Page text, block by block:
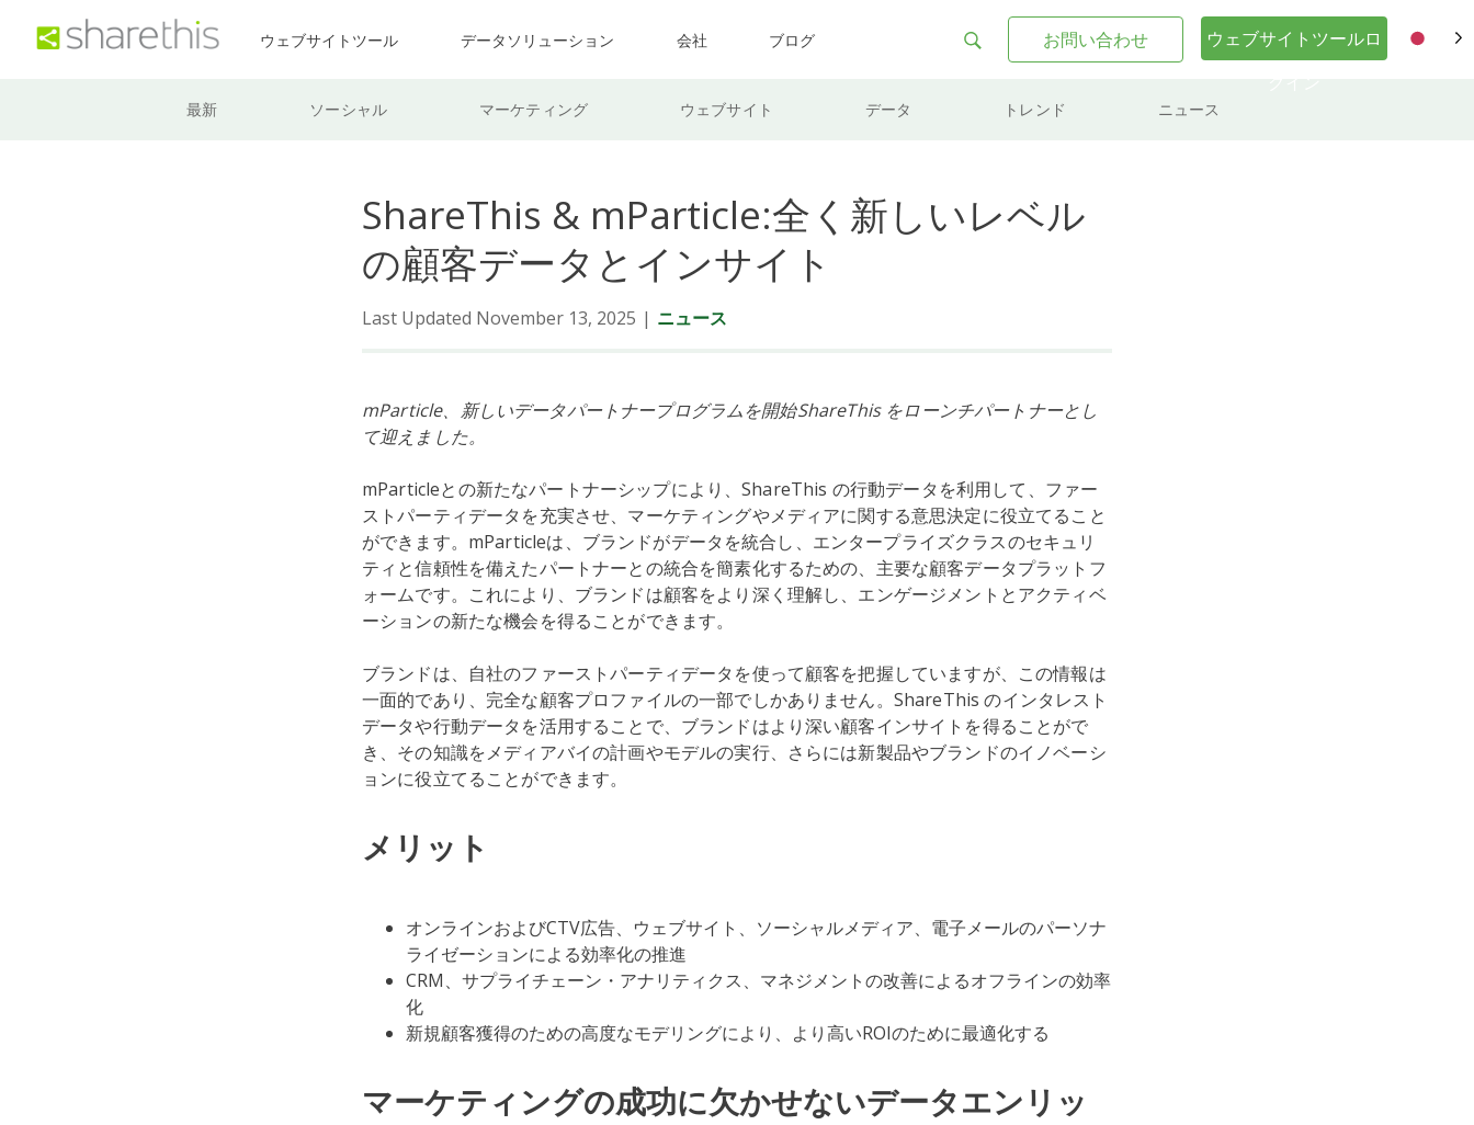
ウェブサイトツール データソリューション 会社 ブログ お問い合わせ
ウェブサイトツールロ
最新 ソーシャル マーケティング ウェブサイト データ トレンド ニュース
ShareThis & mParticle:全く新しいレベル
の顧客データとインサイト
Last Updated November 13, 2025 | ニュース
mParticle、新しいデータパートナープログラムを開始ShareThis をローンチパートナーとし
て迎えました。
mParticleとの新たなパートナーシップにより、ShareThis の行動データを利用して、ファー
ストパーティデータを充実させ、マーケティングやメディアに関する意思決定に役立てること
ができます。mParticleは、ブランドがデータを統合し、エンタープライズクラスのセキュリ
ティと信頼性を備えたパートナーとの統合を簡素化するための、主要な顧客データプラットフ
ォームです。これにより、ブランドは顧客をより深く理解し、エンゲージメントとアクティベ
ーションの新たな機会を得ることができます。
ブランドは、自社のファーストパーティデータを使って顧客を把握していますが、この情報は
一面的であり、完全な顧客プロファイルの一部でしかありません。ShareThis のインタレスト
データや行動データを活用することで、ブランドはより深い顧客インサイトを得ることがで
き、その知識をメディアバイの計画やモデルの実行、さらには新製品やブランドのイノベーシ
ョンに役立てることができます。
メリット
オンラインおよびCTV広告、ウェブサイト、ソーシャルメディア、電子メールのパーソナ
ライゼーションによる効率化の推進
CRM、サプライチェーン・アナリティクス、マネジメントの改善によるオフラインの効率
化
新規顧客獲得のための高度なモデリングにより、より高いROIのために最適化する
マーケティングの成功に欠かせないデータエンリッ